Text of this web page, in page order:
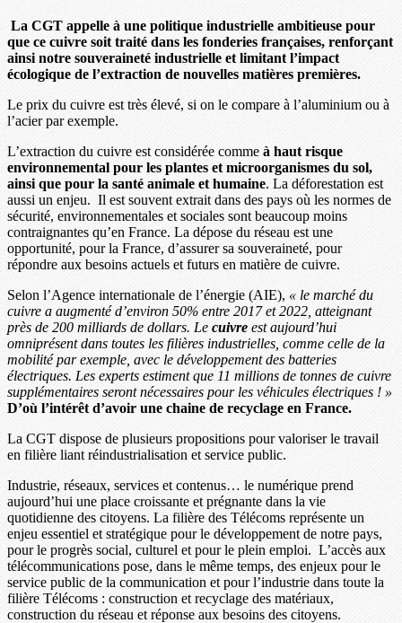
La CGT appelle à une politique industrielle ambitieuse pour
que ce cuivre soit traité dans les fonderies françaises, renforçant
ainsi notre souveraineté industrielle et limitant l’impact
écologique de l’extraction de nouvelles matières premières.
Le prix du cuivre est très élevé, si on le compare à l’aluminium ou à
l’acier par exemple.
L’extraction du cuivre est considérée comme à haut risque
environnemental pour les plantes et microorganismes du sol,
ainsi que pour la santé animale et humaine. La déforestation est
aussi un enjeu. Il est souvent extrait dans des pays où les normes de
sécurité, environnementales et sociales sont beaucoup moins
contraignantes qu’en France. La dépose du réseau est une
opportunité, pour la France, d’assurer sa souveraineté, pour
répondre aux besoins actuels et futurs en matière de cuivre.
Selon l’Agence internationale de l’énergie (AIE), « le marché du
cuivre a augmenté d’environ 50% entre 2017 et 2022, atteignant
près de 200 milliards de dollars. Le cuivre est aujourd’hui
omniprésent dans toutes les filières industrielles, comme celle de la
mobilité par exemple, avec le développement des batteries
électriques. Les experts estiment que 11 millions de tonnes de cuivre
supplémentaires seront nécessaires pour les véhicules électriques ! »
D’où l’intérêt d’avoir une chaine de recyclage en France.
La CGT dispose de plusieurs propositions pour valoriser le travail
en filière liant réindustrialisation et service public.
Industrie, réseaux, services et contenus… le numérique prend
aujourd’hui une place croissante et prégnante dans la vie
quotidienne des citoyens. La filière des Télécoms représente un
enjeu essentiel et stratégique pour le développement de notre pays,
pour le progrès social, culturel et pour le plein emploi. L’accès aux
télécommunications pose, dans le même temps, des enjeux pour le
service public de la communication et pour l’industrie dans toute la
filière Télécoms : construction et recyclage des matériaux,
construction du réseau et réponse aux besoins des citoyens.